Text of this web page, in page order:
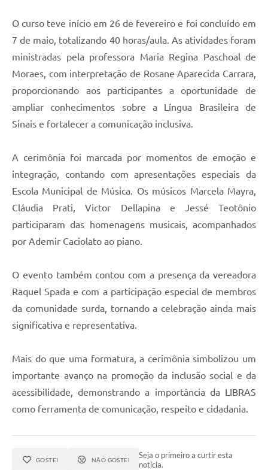
O curso teve início em 26 de fevereiro e foi concluído em
7 de maio, totalizando 40 horas/aula. As atividades foram
ministradas pela professora Maria Regina Paschoal de
Moraes, com interpretação de Rosane Aparecida Carrara,
proporcionando aos participantes a oportunidade de
ampliar conhecimentos sobre a Língua Brasileira de
Sinais e fortalecer a comunicação inclusiva.
A cerimônia foi marcada por momentos de emoção e
integração, contando com apresentações especiais da
Escola Municipal de Música. Os músicos Marcela Mayra,
Cláudia Prati, Victor Dellapina e Jessé Teotônio
participaram das homenagens musicais, acompanhados
por Ademir Caciolato ao piano.
O evento também contou com a presença da vereadora
Raquel Spada e com a participação especial de membros
da comunidade surda, tornando a celebração ainda mais
significativa e representativa.
Mais do que uma formatura, a cerimônia simbolizou um
importante avanço na promoção da inclusão social e da
acessibilidade, demonstrando a importância da LIBRAS
como ferramenta de comunicação, respeito e cidadania.
GOSTEI NÃO GOSTEI
Seja o primeiro a curtir esta
notícia.